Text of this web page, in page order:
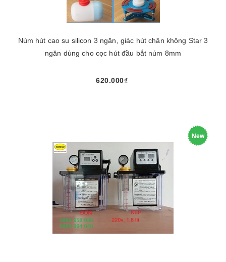
Núm hút cao su silicon 3 ngăn, giác hút chân không Star 3
ngăn dùng cho cọc hút đầu bắt núm 8mm
620.000₫
New